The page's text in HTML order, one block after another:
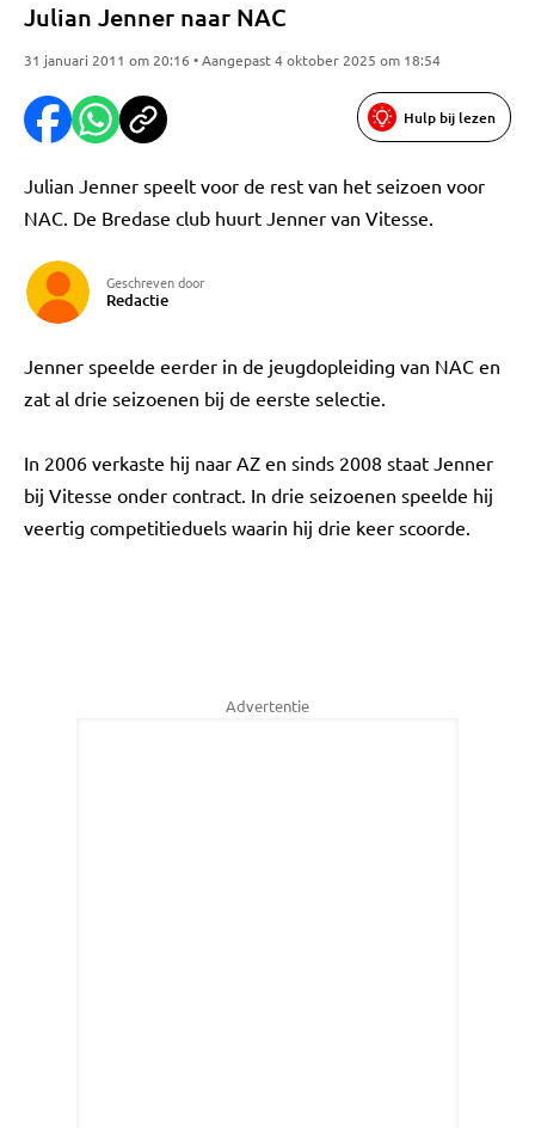
Julian Jenner naar NAC
31 januari 2011 om 20:16 • Aangepast 4 oktober 2025 om 18:54
Hulp bij lezen
Julian Jenner speelt voor de rest van het seizoen voor
NAC. De Bredase club huurt Jenner van Vitesse.
Geschreven door
Redactie
Jenner speelde eerder in de jeugdopleiding van NAC en
zat al drie seizoenen bij de eerste selectie.
In 2006 verkaste hij naar AZ en sinds 2008 staat Jenner
bij Vitesse onder contract. In drie seizoenen speelde hij
veertig competitieduels waarin hij drie keer scoorde.
Advertentie